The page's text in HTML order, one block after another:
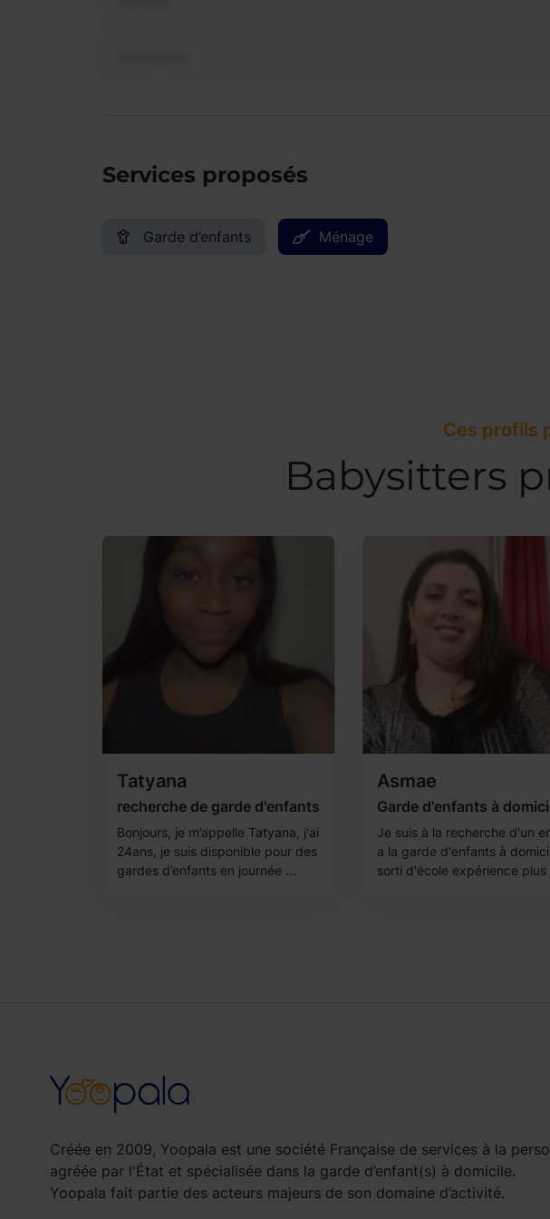
Services proposés
Garde d’enfants Ménage
Ces profils
Babysitters
Tatyana
recherche de garde d'enfants
Bonjours, je m’appelle Tatyana, j'ai
24ans, je suis disponible pour des
gardes d’enfants en journée ...
Asmae
Garde d'enfants à
Je suis à la recherche d'un
a la garde d'enfants à
sorti d'école expérience plus
Créée en 2009, Yoopala est une société Française de services à la
agréée par l'État et spécialisée dans la garde d’enfant(s) à domicile.
Yoopala fait partie des acteurs majeurs de son domaine d’activité.